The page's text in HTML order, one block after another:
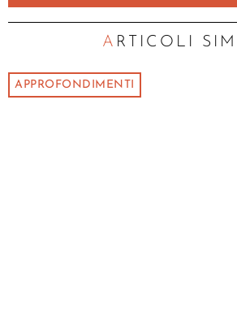
ARTICOLI
APPROFONDIMENTI